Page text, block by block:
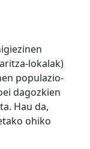
lokalak)
populazio-
dagozkien
Hau da,
ohiko